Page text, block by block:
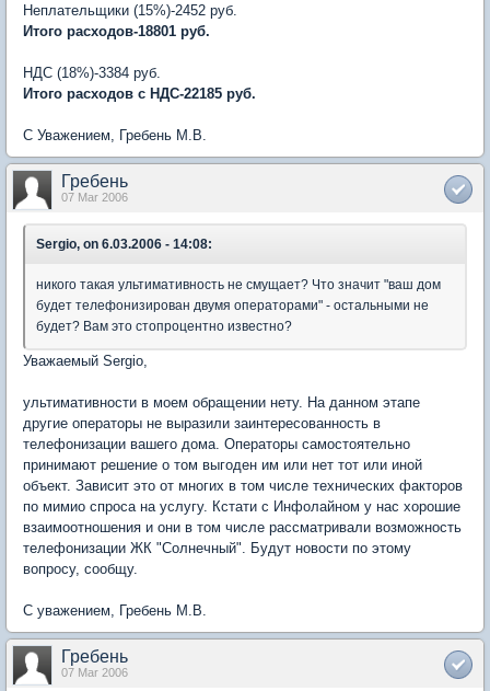
Неплательщики (15%)-2452 руб.
Итого расходов-18801 руб.
НДС (18%)-3384 руб.
Итого расходов с НДС-22185 руб.
C Уважением, Гребень М.В.
Гребень
07 Mar 2006
Sergio, on 6.03.2006 - 14:08:
никого такая ультимативность не смущает? Что значит "ваш дом
будет телефонизирован двумя операторами" - остальными не
будет? Вам это стопроцентно известно?
Уважаемый Sergio,
ультимативности в моем обращении нету. На данном этапе
другие операторы не выразили заинтересованность в
телефонизации вашего дома. Операторы самостоятельно
принимают решение о том выгоден им или нет тот или иной
объект. Зависит это от многих в том числе технических факторов
по мимио спроса на услугу. Кстати с Инфолайном у нас хорошие
взаимоотношения и они в том числе рассматривали возможность
телефонизации ЖК "Солнечный". Будут новости по этому
вопросу, сообщу.
С уважением, Гребень М.В.
Гребень
07 Mar 2006